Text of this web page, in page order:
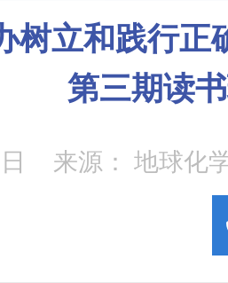
树立和践行正
第三期读
来源： 地球化